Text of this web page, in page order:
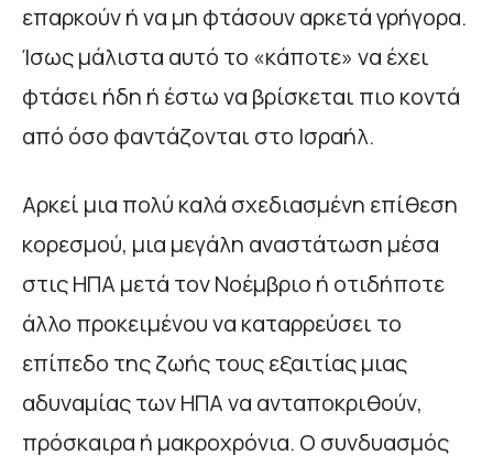
επαρκούν ή να μη φτάσουν αρκετά γρήγορα.
Ίσως μάλιστα αυτό το «κάποτε» να έχει
φτάσει ήδη ή έστω να βρίσκεται πιο κοντά
από όσο φαντάζονται στο Ισραήλ.
Αρκεί μια πολύ καλά σχεδιασμένη επίθεση
κορεσμού, μια μεγάλη αναστάτωση μέσα
στις ΗΠΑ μετά τον Νοέμβριο ή οτιδήποτε
άλλο προκειμένου να καταρρεύσει το
επίπεδο της ζωής τους εξαιτίας μιας
αδυναμίας των ΗΠΑ να ανταποκριθούν,
πρόσκαιρα ή μακροχρόνια. Ο συνδυασμός